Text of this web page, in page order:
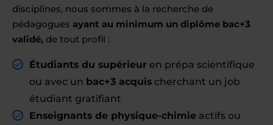
disciplines, nous sommes à la recherche de
pédagogues ayant au minimum un diplôme bac+3
validé, de tout profil :
Étudiants du supérieur en prépa scientifique
ou avec un bac+3 acquis cherchant un job
étudiant gratifiant
Enseignants de physique-chimie actifs ou